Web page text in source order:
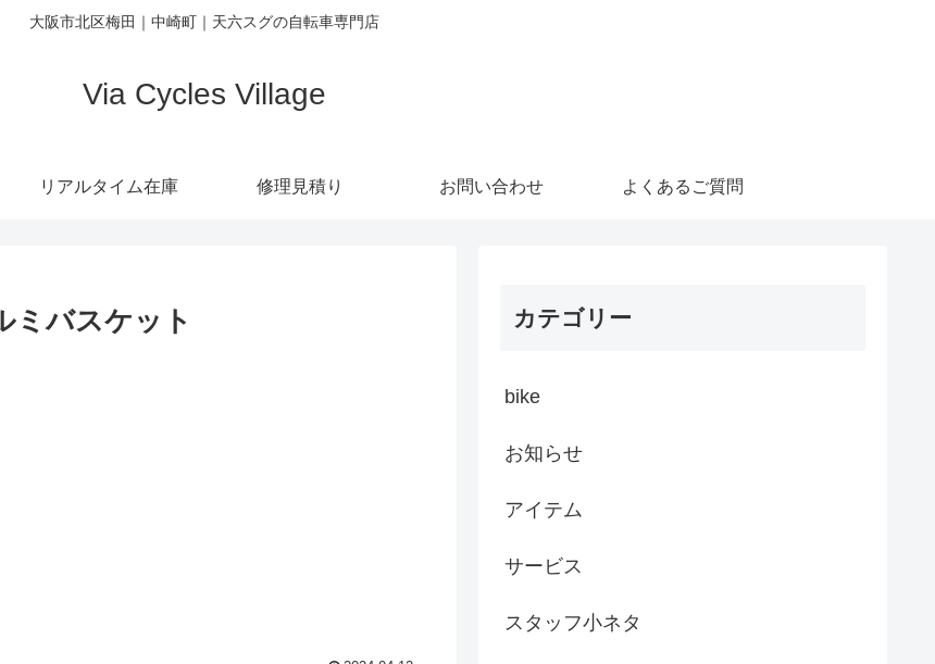
大阪市北区梅田｜中崎町｜天六スグの自転車専門店
Via Cycles Village
リアルタイム在庫 修理見積り お問い合わせ よくあるご質問
ミバスケット カテゴリー
bike
お知らせ
アイテム
サービス
スタッフ小ネタ